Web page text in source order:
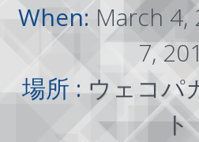
When: March 4,
7,
場所 : ウェコパ
ト